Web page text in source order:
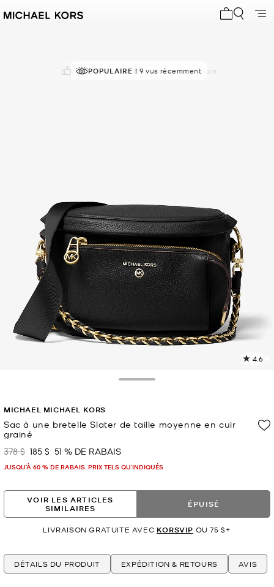
RECOMMANDÉ par 90% des acheteurs
POPULAIRE ! 9 vus récemment
4.6
MICHAEL MICHAEL KORS
Sac à une bretelle Slater de taille moyenne en cuir
grainé
était
378 $ maintenant
185 $ 51 % DE RABAIS
JUSQU’À 60 % DE RABAIS. PRIX TELS QU'INDIQUÉS
VOIR LES ARTICLES
SIMILAIRES
ÉPUISÉ
LIVRAISON GRATUITE AVEC KORSVIP OU 75 $+
DÉTAILS DU PRODUIT EXPÉDITION & RETOURS AVIS